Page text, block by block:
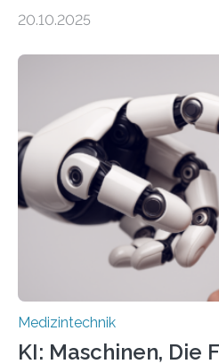
auf Personen ab, die
Entwicklung der Sensorik und
HSHL verantwortet die
sowie die KI-gestützte
die Entwicklung eines
Assistenzsystems, das den
kontinuierlich erfasst,
und in Notfällen selbstständig
20.10.2025
Medizintechnik
KI: Maschinen, Die